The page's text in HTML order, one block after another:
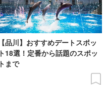
【品川】おすすめデートスポッ
ト18選！定番から話題のスポッ
トまで